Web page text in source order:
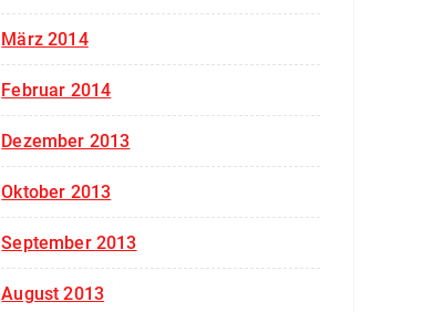
März 2014
Februar 2014
Dezember 2013
Oktober 2013
September 2013
August 2013